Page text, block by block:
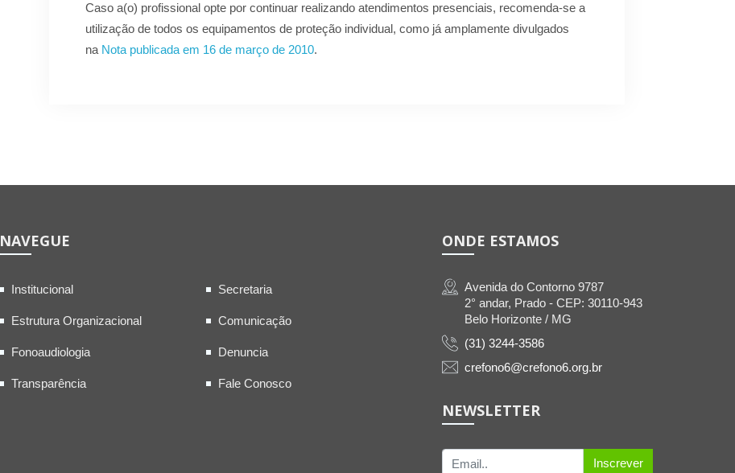
Caso a(o) profissional opte por continuar realizando atendimentos presenciais, recomenda-se a
utilização de todos os equipamentos de proteção individual, como já amplamente divulgados
na Nota publicada em 16 de março de 2010.
NAVEGUE
Institucional
Estrutura Organizacional
Fonoaudiologia
Transparência
Secretaria
Comunicação
Denuncia
Fale Conosco
ONDE ESTAMOS
Avenida do Contorno 9787
2° andar, Prado - CEP: 30110-943
Belo Horizonte / MG
(31) 3244-3586
crefono6@crefono6.org.br
NEWSLETTER
Inscrever